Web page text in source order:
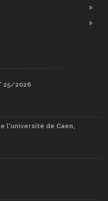
25/2026
l'université de Caen,